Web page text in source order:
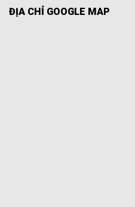
ĐỊA CHỈ GOOGLE MAP